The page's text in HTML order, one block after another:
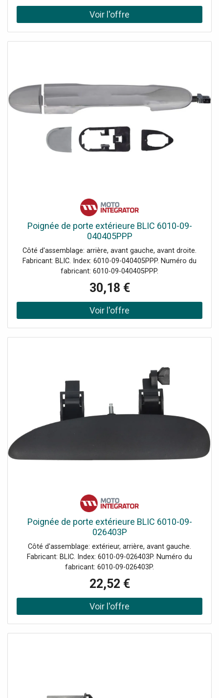
Poignée de porte extérieure BLIC 6010-09-
040405PPP
Côté d'assemblage: arrière, avant gauche, avant droite.
Fabricant: BLIC. Index: 6010-09-040405PPP. Numéro du
fabricant: 6010-09-040405PPP.
30,18 €
Poignée de porte extérieure BLIC 6010-09-
026403P
Côté d'assemblage: extérieur, arrière, avant gauche.
Fabricant: BLIC. Index: 6010-09-026403P. Numéro du
fabricant: 6010-09-026403P.
22,52 €